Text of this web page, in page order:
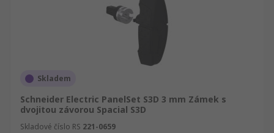
Skladem
Schneider Electric PanelSet S3D 3 mm Zámek s
dvojitou závorou Spacial S3D
Skladové číslo RS 221-0659